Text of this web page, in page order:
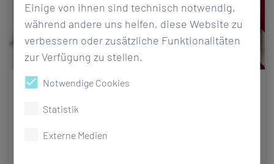
Einige von ihnen sind technisch notwendig,
während andere uns helfen, diese Website zu
verbessern oder zusätzliche Funktionalitäten
zur Verfügung zu stellen.
Notwendige Cookies
Statistik
Externe Medien